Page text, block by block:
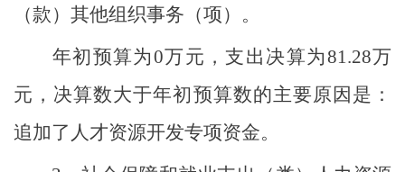
（款） 其他组织事务 （项）。
年初预算为0万元，支出决算为81.28万
元，决算数大于年初预算数的主要原因是：
追加了人才资源开发专项资金。